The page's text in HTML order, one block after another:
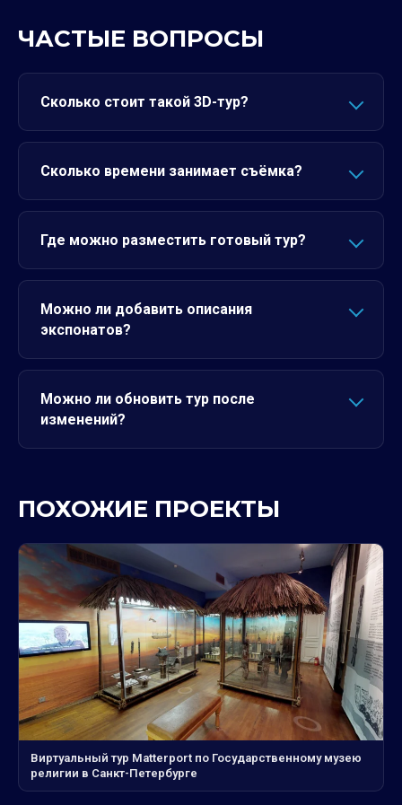
ЧАСТЫЕ ВОПРОСЫ
Сколько стоит такой 3D-тур?
Сколько времени занимает съёмка?
Где можно разместить готовый тур?
Можно ли добавить описания
экспонатов?
Можно ли обновить тур после
изменений?
ПОХОЖИЕ ПРОЕКТЫ
Виртуальный тур Matterport по Государственному музею
религии в Санкт-Петербурге